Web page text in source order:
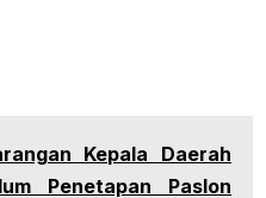
Kepala Daerah
Penetapan Paslon